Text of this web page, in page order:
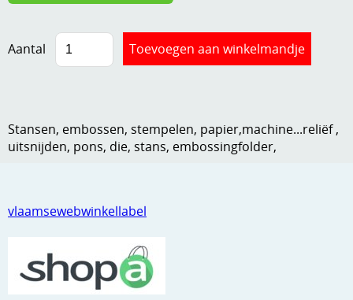
Leuke versieringen
Papier en karton
Ribbelaar
Speciaal papier
vlaamsewebwinkellabel
Aantal
Stansen, embossen, stempelen, papier,machine...reliëf ,
uitsnijden, pons, die, stans, embossingfolder,